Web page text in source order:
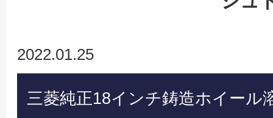
2022.01.25
三菱純正18インチ鋳造ホイー